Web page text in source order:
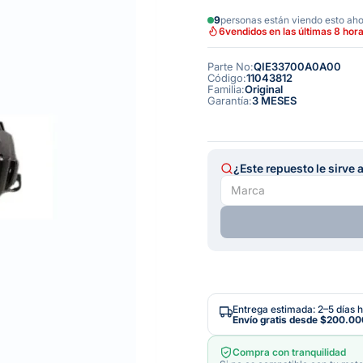
9personas están viendo esto
6vendidos en las últimas 8
Parte No:QIE33700A0A00
Código:11043812
Familia:Original
Garantía:3 MESES
¿Este repuesto le sirve
Entrega estimada: 2–5 días
Envío gratis desde
Compra con tranquilidad